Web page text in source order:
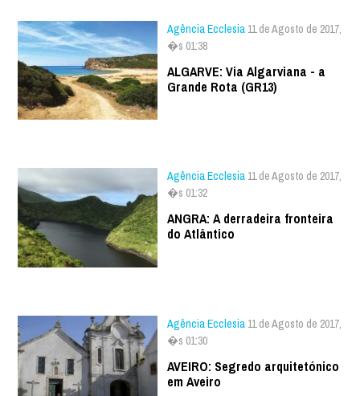
Agência Ecclesia 11 de Agosto de 2017,
�s 01:38
ALGARVE: Via Algarviana - a
Grande Rota (GR13)
Agência Ecclesia 11 de Agosto de 2017,
�s 01:32
ANGRA: A derradeira fronteira
do Atlântico
Agência Ecclesia 11 de Agosto de 2017,
�s 01:30
AVEIRO: Segredo arquitetónico
em Aveiro